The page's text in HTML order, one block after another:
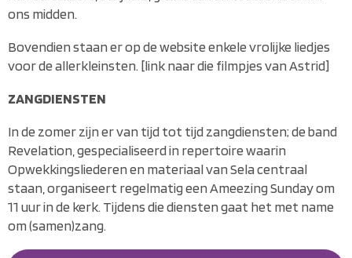
ons midden.
Bovendien staan er op de website enkele vrolijke liedjes
voor de allerkleinsten. [link naar die filmpjes van Astrid]
ZANGDIENSTEN
In de zomer zijn er van tijd tot tijd zangdiensten; de band
Revelation, gespecialiseerd in repertoire waarin
Opwekkingsliederen en materiaal van Sela centraal
staan, organiseert regelmatig een Ameezing Sunday om
11 uur in de kerk. Tijdens die diensten gaat het met name
om (samen)zang.